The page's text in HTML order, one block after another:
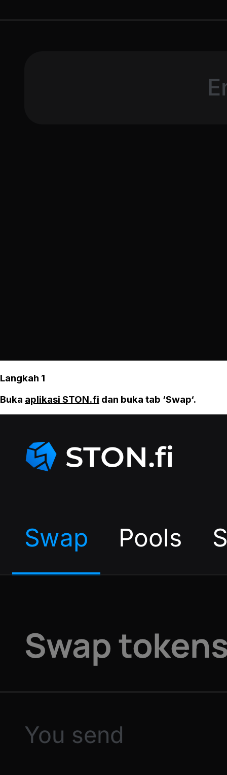
Langkah 1
Buka aplikasi STON.fi dan buka tab ‘Swap‘.